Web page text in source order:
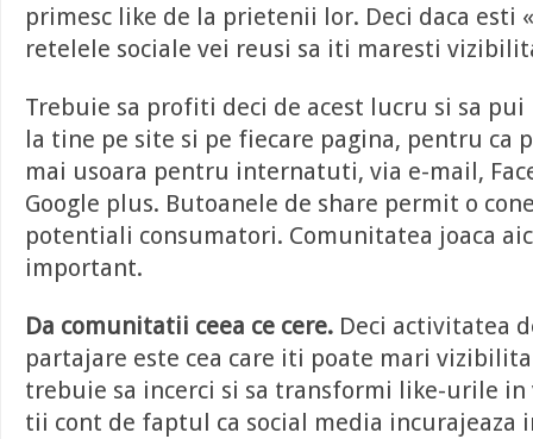
primesc like de la prietenii lor. Deci daca esti
retelele sociale vei reusi sa iti maresti
Trebuie sa profiti deci de acest lucru si sa pui
la tine pe site si pe fiecare pagina, pentru ca
mai usoara pentru internatuti, via e-mail,
Google plus. Butoanele de share permit o
potentiali consumatori. Comunitatea joaca
important.
Da comunitatii ceea ce cere. Deci activitatea
partajare este cea care iti poate mari
trebuie sa incerci si sa transformi like-urile in
tii cont de faptul ca social media incurajeaza